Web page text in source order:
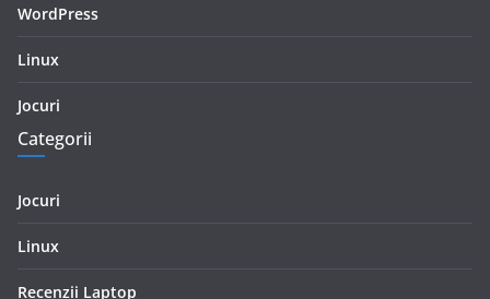
WordPress
Linux
Jocuri
Categorii
Jocuri
Linux
Recenzii Laptop